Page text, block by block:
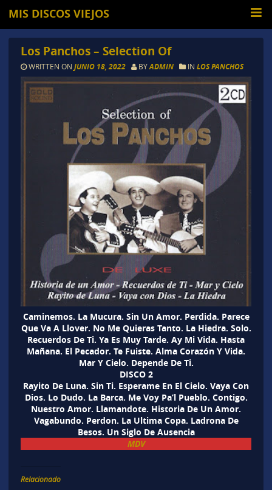
MIS DISCOS VIEJOS
Los Panchos – Selection Of
WRITTEN ON JUNIO 18, 2022 BYADMIN IN LOS PANCHOS
Caminemos. La Mucura. Sin Un Amor. Perdida. Parece
Que Va A Llover. No Me Quieras Tanto. La Hiedra. Solo.
Recuerdos De Ti. Ya Es Muy Tarde. Ay Mi Vida. Hasta
Mañana. El Pecador. Te Fuiste. Alma Corazón Y Vida.
Mar Y Cielo. Depende De Ti.
DISCO 2
Rayito De Luna. Sin Ti. Esperame En El Cielo. Vaya Con
Dios. Lo Dudo. La Barca. Me Voy Pa’l Pueblo. Contigo.
Nuestro Amor. Llamandote. Historia De Un Amor.
Vagabundo. Perdon. La Ultima Copa. Ladrona De
Besos. Un Siglo De Ausencia
MDV
Relacionado